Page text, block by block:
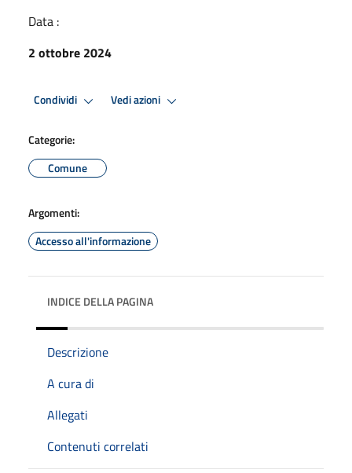
Data :
2 ottobre 2024
Condividi Vedi azioni
Categorie:
Comune
Argomenti:
Accesso all'informazione
INDICE DELLA PAGINA
Descrizione
A cura di
Allegati
Contenuti correlati